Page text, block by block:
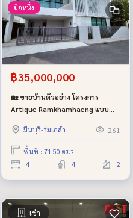
มือหนึ่ง
฿35,000,000
🏡 ขายบ้านตัวอย่าง โครงการ
Artique Ramkhamhaeng แบบ
มีนบุรี-ร่มเกล้า
261
พื้นที่ : 71.50 ตร.ว.
4 4 2
เช่า